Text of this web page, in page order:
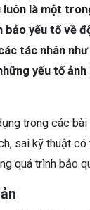
luôn là một
bảo yếu tố về
tác nhân
yếu tố
trong các bài
sai kỹ thuật
quá trình bảo